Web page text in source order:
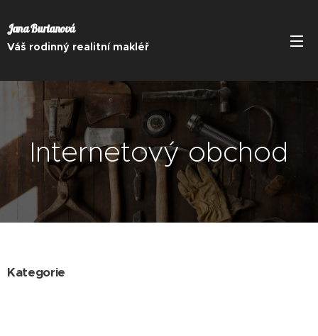
Jana Burianová
Váš rodinný realitní makléř
Internetový obchod
Kategorie